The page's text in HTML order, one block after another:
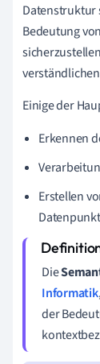
Datenstruktur
Bedeutung
Einige der
Erkennen
Erstellen
Die
Informatik
der